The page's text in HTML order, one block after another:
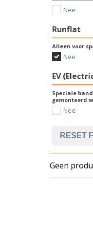
Nee
Runflat
Alleen voor
Nee
EV
Speciale
gemonteerd
Nee
RESET
Geen